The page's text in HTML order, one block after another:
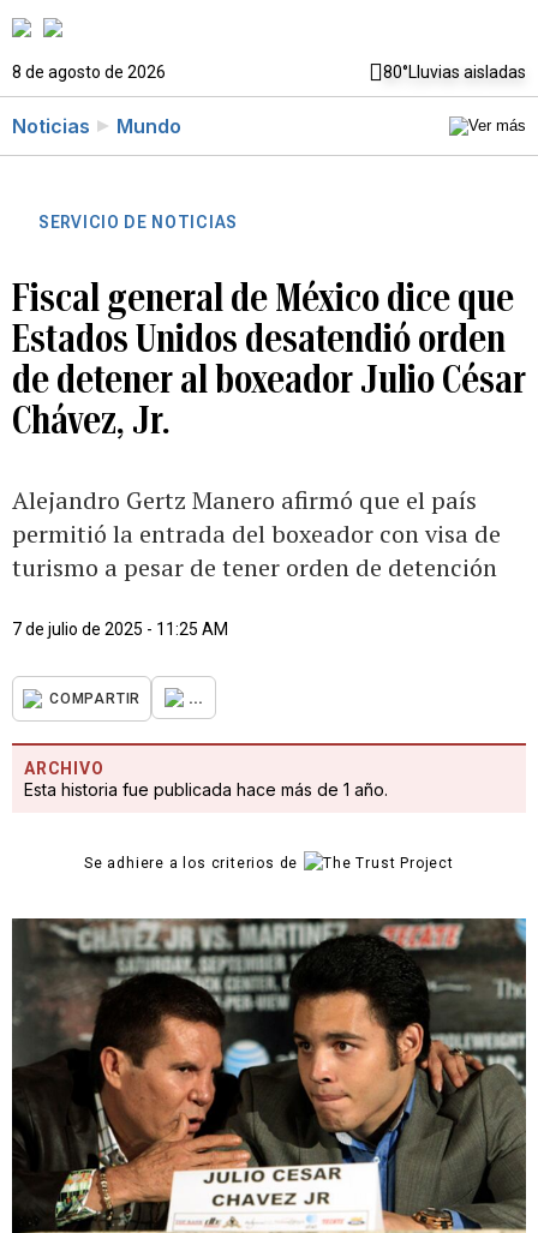
8 de agosto de 2026 80°Lluvias aisladas
Noticias Mundo
SERVICIO DE NOTICIAS
Fiscal general de México dice que
Estados Unidos desatendió orden
de detener al boxeador Julio César
Chávez, Jr.
Alejandro Gertz Manero afirmó que el país
permitió la entrada del boxeador con visa de
turismo a pesar de tener orden de detención
7 de julio de 2025 - 11:25 AM
COMPARTIR ...
ARCHIVO
Esta historia fue publicada hace más de 1 año.
Se adhiere a los criterios de